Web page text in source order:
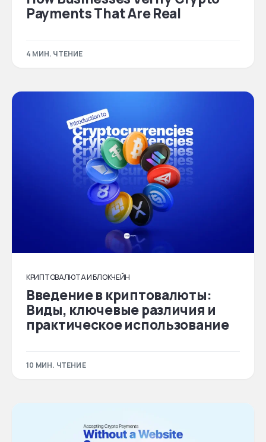
Payments That Are Real
4 МИН. ЧТЕНИЕ
КРИПТОВАЛЮТА И БЛОКЧЕЙН
Введение в криптовалюты:
Виды, ключевые различия и
практическое использование
10 МИН. ЧТЕНИЕ